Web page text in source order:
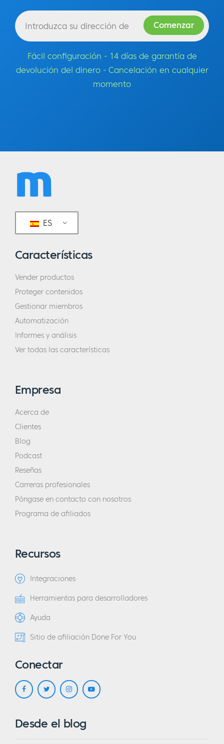
Fácil configuración - 14 días de garantía de
devolución del dinero - Cancelación en cualquier
momento
ES
Características
Vender productos
Proteger contenidos
Gestionar miembros
Automatización
Informes y análisis
Ver todas las características
Empresa
Acerca de
Clientes
Blog
Podcast
Reseñas
Carreras profesionales
Póngase en contacto con nosotros
Programa de afiliados
Recursos
Integraciones
Herramientas para desarrolladores
Ayuda
Sitio de afiliación Done For You
Conectar
Desde el blog